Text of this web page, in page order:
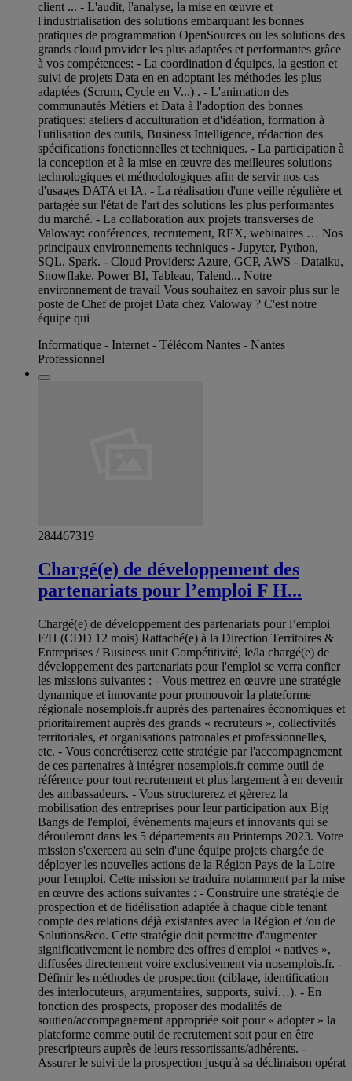
client ... - L'audit, l'analyse, la mise en œuvre et
l'industrialisation des solutions embarquant les bonnes
pratiques de programmation OpenSources ou les solutions des
grands cloud provider les plus adaptées et performantes grâce
à vos compétences: - La coordination d'équipes, la gestion et
suivi de projets Data en en adoptant les méthodes les plus
adaptées (Scrum, Cycle en V...) . - L'animation des
communautés Métiers et Data à l'adoption des bonnes
pratiques: ateliers d'acculturation et d'idéation, formation à
l'utilisation des outils, Business Intelligence, rédaction des
spécifications fonctionnelles et techniques. - La participation à
la conception et à la mise en œuvre des meilleures solutions
technologiques et méthodologiques afin de servir nos cas
d'usages DATA et IA. - La réalisation d'une veille régulière et
partagée sur l'état de l'art des solutions les plus performantes
du marché. - La collaboration aux projets transverses de
Valoway: conférences, recrutement, REX, webinaires … Nos
principaux environnements techniques - Jupyter, Python,
SQL, Spark. - Cloud Providers: Azure, GCP, AWS - Dataiku,
Snowflake, Power BI, Tableau, Talend... Notre
environnement de travail Vous souhaitez en savoir plus sur le
poste de Chef de projet Data chez Valoway ? C'est notre
équipe qui
Informatique - Internet - Télécom Nantes - Nantes
Professionnel
284467319
Chargé(e) de développement des
partenariats pour l’emploi F H...
Chargé(e) de développement des partenariats pour l’emploi
F/H (CDD 12 mois) Rattaché(e) à la Direction Territoires &
Entreprises / Business unit Compétitivité, le/la chargé(e) de
développement des partenariats pour l'emploi se verra confier
les missions suivantes : - Vous mettrez en œuvre une stratégie
dynamique et innovante pour promouvoir la plateforme
régionale nosemplois.fr auprès des partenaires économiques et
prioritairement auprès des grands « recruteurs », collectivités
territoriales, et organisations patronales et professionnelles,
etc. - Vous concrétiserez cette stratégie par l'accompagnement
de ces partenaires à intégrer nosemplois.fr comme outil de
référence pour tout recrutement et plus largement à en devenir
des ambassadeurs. - Vous structurerez et gèrerez la
mobilisation des entreprises pour leur participation aux Big
Bangs de l'emploi, évènements majeurs et innovants qui se
dérouleront dans les 5 départements au Printemps 2023. Votre
mission s'exercera au sein d'une équipe projets chargée de
déployer les nouvelles actions de la Région Pays de la Loire
pour l'emploi. Cette mission se traduira notamment par la mise
en œuvre des actions suivantes : - Construire une stratégie de
prospection et de fidélisation adaptée à chaque cible tenant
compte des relations déjà existantes avec la Région et /ou de
Solutions&co. Cette stratégie doit permettre d'augmenter
significativement le nombre des offres d'emploi « natives »,
diffusées directement voire exclusivement via nosemplois.fr. -
Définir les méthodes de prospection (ciblage, identification
des interlocuteurs, argumentaires, supports, suivi…). - En
fonction des prospects, proposer des modalités de
soutien/accompagnement appropriée soit pour « adopter » la
plateforme comme outil de recrutement soit pour en être
prescripteurs auprès de leurs ressortissants/adhérents. -
Assurer le suivi de la prospection jusqu'à sa déclinaison opérat